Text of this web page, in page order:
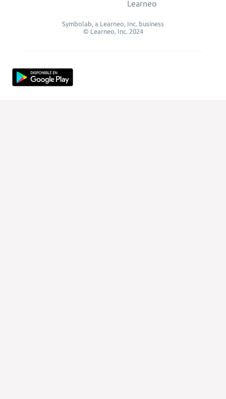
Learneo
Symbolab, a Learneo, Inc. business
© Learneo, Inc. 2024